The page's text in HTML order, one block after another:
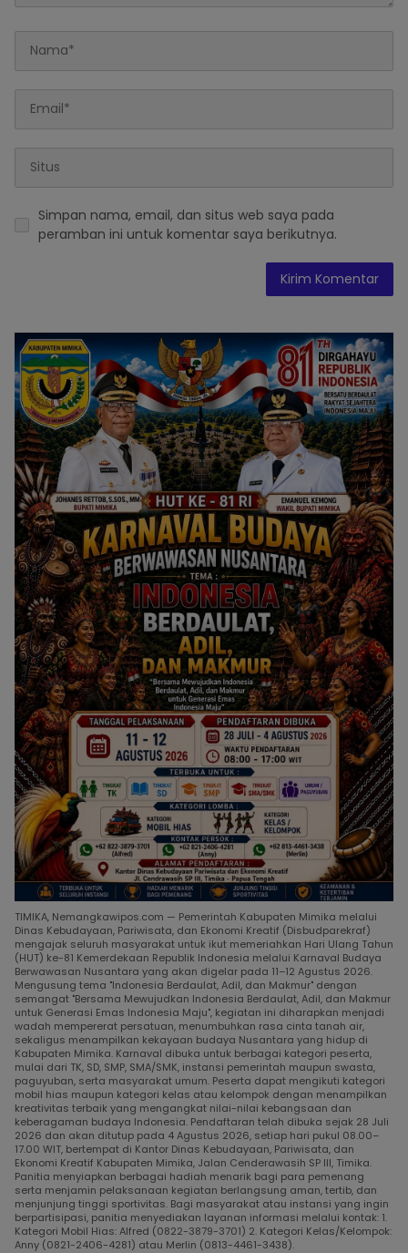
Simpan nama, email, dan situs web saya pada
peramban ini untuk komentar saya berikutnya.
TIMIKA, Nemangkawipos.com — Pemerintah Kabupaten Mimika melalui
Dinas Kebudayaan, Pariwisata, dan Ekonomi Kreatif (Disbudparekraf)
mengajak seluruh masyarakat untuk ikut memeriahkan Hari Ulang Tahun
(HUT) ke-81 Kemerdekaan Republik Indonesia melalui Karnaval Budaya
Berwawasan Nusantara yang akan digelar pada 11–12 Agustus 2026.
Mengusung tema "Indonesia Berdaulat, Adil, dan Makmur" dengan
semangat "Bersama Mewujudkan Indonesia Berdaulat, Adil, dan Makmur
untuk Generasi Emas Indonesia Maju", kegiatan ini diharapkan menjadi
wadah mempererat persatuan, menumbuhkan rasa cinta tanah air,
sekaligus menampilkan kekayaan budaya Nusantara yang hidup di
Kabupaten Mimika. Karnaval dibuka untuk berbagai kategori peserta,
mulai dari TK, SD, SMP, SMA/SMK, instansi pemerintah maupun swasta,
paguyuban, serta masyarakat umum. Peserta dapat mengikuti kategori
mobil hias maupun kategori kelas atau kelompok dengan menampilkan
kreativitas terbaik yang mengangkat nilai-nilai kebangsaan dan
keberagaman budaya Indonesia. Pendaftaran telah dibuka sejak 28 Juli
2026 dan akan ditutup pada 4 Agustus 2026, setiap hari pukul 08.00–
17.00 WIT, bertempat di Kantor Dinas Kebudayaan, Pariwisata, dan
Ekonomi Kreatif Kabupaten Mimika, Jalan Cenderawasih SP III, Timika.
Panitia menyiapkan berbagai hadiah menarik bagi para pemenang
serta menjamin pelaksanaan kegiatan berlangsung aman, tertib, dan
menjunjung tinggi sportivitas. Bagi masyarakat atau instansi yang ingin
berpartisipasi, panitia menyediakan layanan informasi melalui kontak: 1.
Kategori Mobil Hias: Alfred (0822-3879-3701) 2. Kategori Kelas/Kelompok:
Anny (0821-2406-4281) atau Merlin (0813-4461-3438).